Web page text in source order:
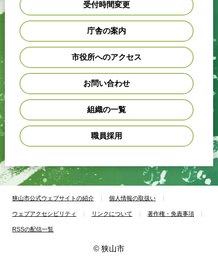
受付時間変更
庁舎の案内
市役所へのアクセス
お問い合わせ
組織の一覧
職員採用
狭山市公式ウェブサイトの紹介 個人情報の取扱い
ウェブアクセシビリティ リンクについて 著作権・免責事項
RSSの配信一覧
© 狭山市